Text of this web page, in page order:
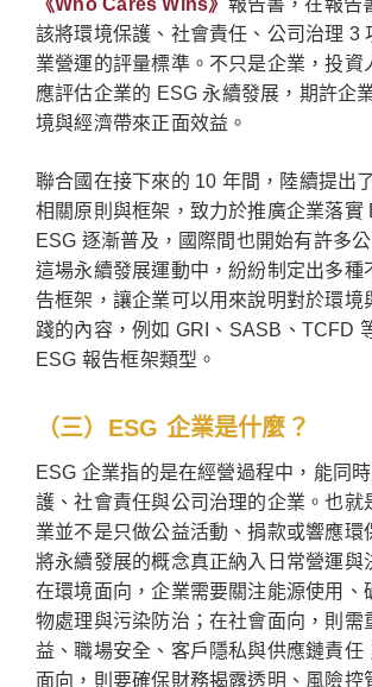
《Who Cares Wins》 報告書，在報告
該將環境保護、社會責任、公司治理 3
業營運的評量標準。不只是企業，投資
應評估企業的 ESG 永續發展，期許企
境與經濟帶來正面效益。
聯合國在接下來的 10 年間，陸續提出
相關原則與框架，致力於推廣企業落實
ESG 逐漸普及，國際間也開始有許多
這場永續發展運動中，紛紛制定出多種
告框架，讓企業可以用來說明對於環境
踐的內容，例如 GRI、SASB、TCFD
ESG 報告框架類型。
（三）ESG 企業是什麼？
ESG 企業指的是在經營過程中，能同
護、社會責任與公司治理的企業。也就
業並不是只做公益活動、捐款或響應環
將永續發展的概念真正納入日常營運與
在環境面向，企業需要關注能源使用、
物處理與污染防治；在社會面向，則需
益、職場安全、客戶隱私與供應鏈責任
面向，則要確保財務揭露透明、風險控